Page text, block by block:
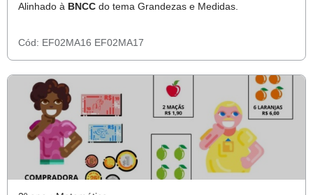
Alinhado à BNCC do tema Grandezas e Medidas.
Cód: EF02MA16 EF02MA17